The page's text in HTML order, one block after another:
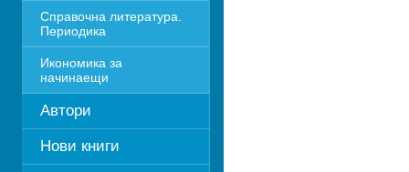
Справочна литература.
Периодика
Икономика за
начинаещи
Автори
Нови книги